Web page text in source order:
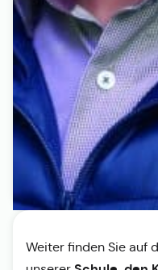
Weiter finden Sie auf